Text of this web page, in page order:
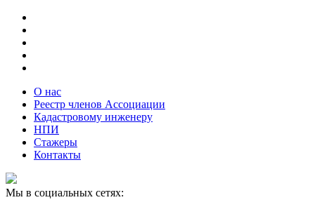
О нас
Реестр членов Ассоциации
Кадастровому инженеру
НПИ
Стажеры
Контакты
Мы в социальных сетях: